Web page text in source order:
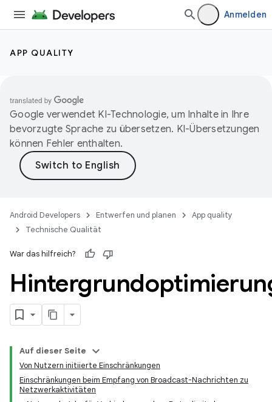
Anmelden
APP QUALITY
Google verwendet KI-Technologie, um Inhalte in Ihre
bevorzugte Sprache zu übersetzen. KI-Übersetzungen
können Fehler enthalten.
Android Developers Entwerfen und planen
App quality
Technische Qualität
War das hilfreich?
Auf dieser Seite
Von Nutzern initiierte Einschränkungen
Einschränkungen beim Empfang von Broadcast-Nachrichten zu
Netzwerkaktivitäten